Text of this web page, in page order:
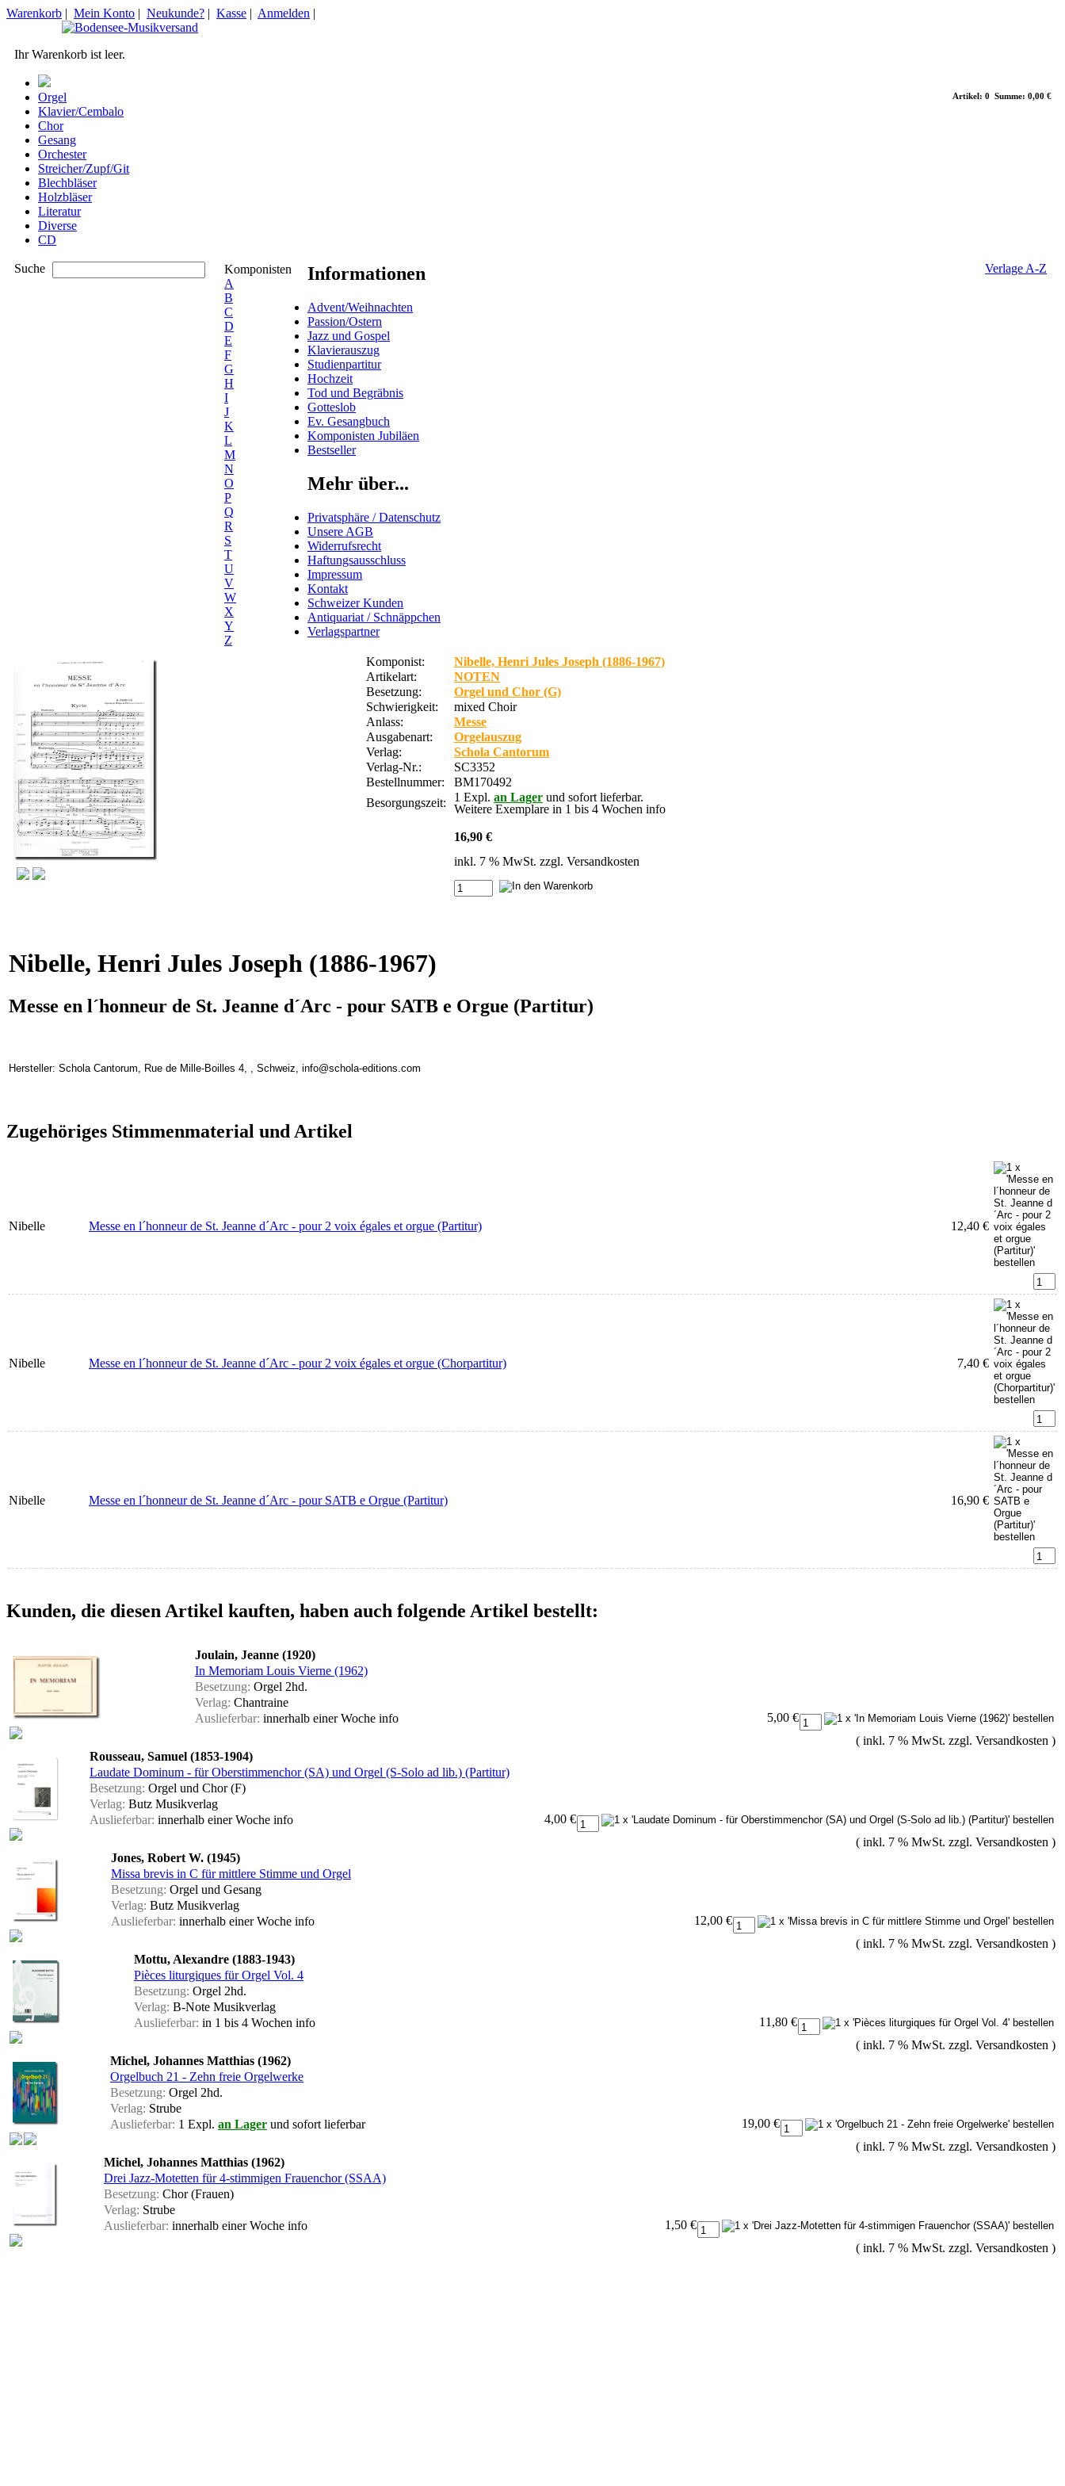
Artikel: 0 Summe: 0,00 €
Warenkorb | Mein Konto | Neukunde? | Kasse | Anmelden |
Ihr Warenkorb ist leer.
Orgel
Klavier/Cembalo
Chor
Gesang
Orchester
Streicher/Zupf/Git
Blechbläser
Holzbläser
Literatur
Diverse
CD
Suche
Komponisten
A
B
C
D
E
F
G
H
I
J
K
L
M
N
O
P
Q
R
S
T
U
V
W
X
Y
Z
Verlage A-Z
Informationen
Advent/Weihnachten
Passion/Ostern
Jazz und Gospel
Klavierauszug
Studienpartitur
Hochzeit
Tod und Begräbnis
Gotteslob
Ev. Gesangbuch
Komponisten Jubiläen
Bestseller
Mehr über...
Privatsphäre / Datenschutz
Unsere AGB
Widerrufsrecht
Haftungsausschluss
Impressum
Kontakt
Schweizer Kunden
Antiquariat / Schnäppchen
Verlagspartner
Komponist:
Nibelle, Henri Jules Joseph (1886-1967)
Artikelart:
NOTEN
Besetzung:
Orgel und Chor (G)
Schwierigkeit:
mixed Choir
Anlass:
Messe
Ausgabenart:
Orgelauszug
Verlag:
Schola Cantorum
Verlag-Nr.:
SC3352
Bestellnummer:
BM170492
Besorgungszeit:
1 Expl. an Lager und sofort lieferbar.
Weitere Exemplare in 1 bis 4 Wochen info
16,90 €
inkl. 7 % MwSt. zzgl. Versandkosten
Nibelle, Henri Jules Joseph (1886-1967)
Messe en l´honneur de St. Jeanne d´Arc - pour SATB e Orgue (Partitur)
Hersteller: Schola Cantorum, Rue de Mille-Boilles 4, , Schweiz, info@schola-editions.com
Zugehöriges Stimmenmaterial und Artikel
Nibelle Messe en l´honneur de St. Jeanne d´Arc - pour 2 voix égales et orgue (Partitur) 12,40 €
Nibelle Messe en l´honneur de St. Jeanne d´Arc - pour 2 voix égales et orgue (Chorpartitur) 7,40 €
Nibelle Messe en l´honneur de St. Jeanne d´Arc - pour SATB e Orgue (Partitur) 16,90 €
Kunden, die diesen Artikel kauften, haben auch folgende Artikel bestellt:
Joulain, Jeanne (1920)
In Memoriam Louis Vierne (1962)
Besetzung: Orgel 2hd.
Verlag: Chantraine
Auslieferbar: innerhalb einer Woche info
5,00 €
( inkl. 7 % MwSt. zzgl. Versandkosten )
Rousseau, Samuel (1853-1904)
Laudate Dominum - für Oberstimmenchor (SA) und Orgel (S-Solo ad lib.) (Partitur)
Besetzung: Orgel und Chor (F)
Verlag: Butz Musikverlag
Auslieferbar: innerhalb einer Woche info
4,00 €
( inkl. 7 % MwSt. zzgl. Versandkosten )
Jones, Robert W. (1945)
Missa brevis in C für mittlere Stimme und Orgel
Besetzung: Orgel und Gesang
Verlag: Butz Musikverlag
Auslieferbar: innerhalb einer Woche info
12,00 €
( inkl. 7 % MwSt. zzgl. Versandkosten )
Mottu, Alexandre (1883-1943)
Pièces liturgiques für Orgel Vol. 4
Besetzung: Orgel 2hd.
Verlag: B-Note Musikverlag
Auslieferbar: in 1 bis 4 Wochen info
11,80 €
( inkl. 7 % MwSt. zzgl. Versandkosten )
Michel, Johannes Matthias (1962)
Orgelbuch 21 - Zehn freie Orgelwerke
Besetzung: Orgel 2hd.
Verlag: Strube
Auslieferbar: 1 Expl. an Lager und sofort lieferbar
19,00 €
( inkl. 7 % MwSt. zzgl. Versandkosten )
Michel, Johannes Matthias (1962)
Drei Jazz-Motetten für 4-stimmigen Frauenchor (SSAA)
Besetzung: Chor (Frauen)
Verlag: Strube
Auslieferbar: innerhalb einer Woche info
1,50 €
( inkl. 7 % MwSt. zzgl. Versandkosten )